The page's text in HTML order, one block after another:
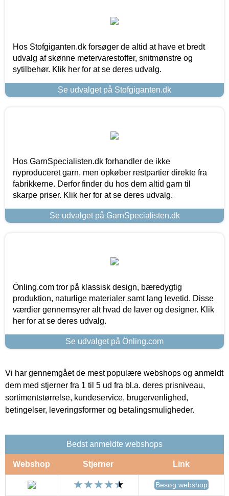
Hos Stofgiganten.dk forsøger de altid at have et bredt
udvalg af skønne metervarestoffer, snitmønstre og
sytilbehør. Klik her for at se deres udvalg.
Se udvalget på Stofgiganten.dk
Hos GarnSpecialisten.dk forhandler de ikke
nyproduceret garn, men opkøber restpartier direkte fra
fabrikkerne. Derfor finder du hos dem altid garn til
skarpe priser. Klik her for at se deres udvalg.
Se udvalget på GarnSpecialisten.dk
Önling.com tror på klassisk design, bæredygtig
produktion, naturlige materialer samt lang levetid. Disse
værdier gennemsyrer alt hvad de laver og designer. Klik
her for at se deres udvalg.
Se udvalget på Önling.com
Vi har gennemgået de mest populære webshops og anmeldt
dem med stjerner fra 1 til 5 ud fra bl.a. deres prisniveau,
sortimentstørrelse, kundeservice, brugervenlighed,
betingelser, leveringsformer og betalingsmuligheder.
Bedst anmeldte webshops
Webshop Stjerner Link
Besøg webshop